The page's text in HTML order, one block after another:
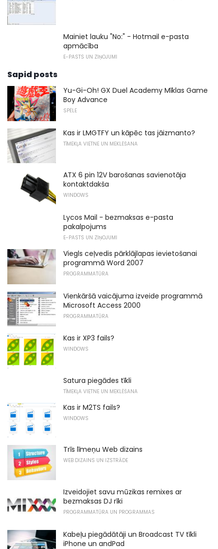
Mainiet lauku "No:" - Hotmail e-pasta
apmācība
E-PASTS UN ZIŅOJUMI
Sapid posts
Yu-Gi-Oh! GX Duel Academy Mīklas Game
Boy Advance
SPĒLE
Kas ir LMGTFY un kāpēc tas jāizmanto?
TĪMEKĻA VIETNE UN MEKLĒŠANA
ATX 6 pin 12V barošanas savienotāja
kontaktdakša
WINDOWS
Lycos Mail - bezmaksas e-pasta
pakalpojums
E-PASTS UN ZIŅOJUMI
Viegls ceļvedis pārklājlapas ievietošanai
programmā Word 2007
PROGRAMMATŪRA
Vienkāršā vaicājuma izveide programmā
Microsoft Access 2000
PROGRAMMATŪRA
Kas ir XP3 fails?
WINDOWS
Satura piegādes tīkli
TĪMEKĻA VIETNE UN MEKLĒŠANA
Kas ir M2TS fails?
WINDOWS
Trīs līmeņu Web dizains
WEB DIZAINS UN IZSTRĀDE
Izveidojiet savu mūzikas remixes ar
bezmaksas DJ rīki
PROGRAMMATŪRA UN PROGRAMMAS
Kabeļu piegādātāji un Broadcast TV tīkli
iPhone un andPad